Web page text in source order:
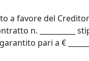
a favore del
n. __________
pari a €